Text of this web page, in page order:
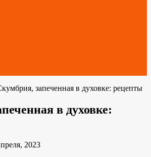
запеченная в духовке: рецепты
в духовке:
2023